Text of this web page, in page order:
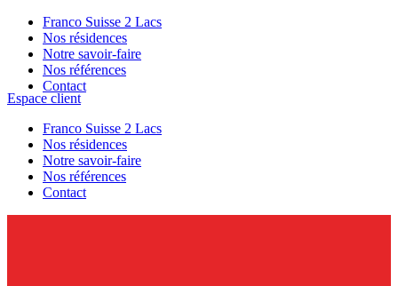
Franco Suisse 2 Lacs
Nos résidences
Notre savoir-faire
Nos références
Contact
Espace client
Franco Suisse 2 Lacs
Nos résidences
Notre savoir-faire
Nos références
Contact